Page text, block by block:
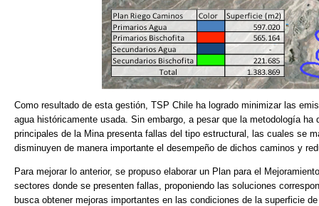
Como resultado de esta gestión, TSP Chile ha logrado minimizar las
agua históricamente usada. Sin embargo, a pesar que la metodología
principales de la Mina presenta fallas del tipo estructural, las cuales se
disminuyen de manera importante el desempeño de dichos caminos y
Para mejorar lo anterior, se propuso elaborar un Plan para el
sectores donde se presenten fallas, proponiendo las soluciones
busca obtener mejoras importantes en las condiciones de la superficie